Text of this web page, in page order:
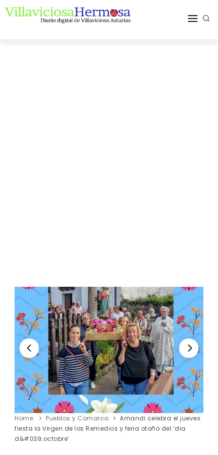
Home Pueblos y Comarca
Amandi celebra el jueves
fiesta la Virgen de los Remedios y feria otoño del ‘dia
d&#039;octobre’